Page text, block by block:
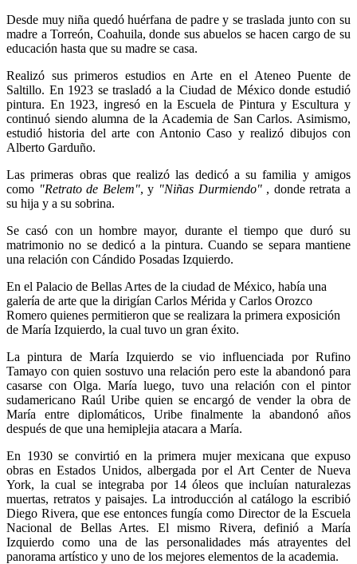
Desde muy niña quedó huérfana de padre y se traslada junto con su
madre a Torreón, Coahuila, donde sus abuelos se hacen cargo de su
educación hasta que su madre se casa.
Realizó sus primeros estudios en Arte en el Ateneo Puente de
Saltillo. En 1923 se trasladó a la Ciudad de México donde estudió
pintura. En 1923, ingresó en la Escuela de Pintura y Escultura y
continuó siendo alumna de la Academia de San Carlos. Asimismo,
estudió historia del arte con Antonio Caso y realizó dibujos con
Alberto Garduño.
Las primeras obras que realizó las dedicó a su familia y amigos
como "Retrato de Belem", y "Niñas Durmiendo", donde retrata a
su hija y a su sobrina.
Se casó con un hombre mayor, durante el tiempo que duró su
matrimonio no se dedicó a la pintura. Cuando se separa mantiene
una relación con Cándido Posadas Izquierdo.
En el Palacio de Bellas Artes de la ciudad de México, había una
galería de arte que la dirigían Carlos Mérida y Carlos Orozco
Romero quienes permitieron que se realizara la primera exposición
de María Izquierdo, la cual tuvo un gran éxito.
La pintura de María Izquierdo se vio influenciada por Rufino
Tamayo con quien sostuvo una relación pero este la abandonó para
casarse con Olga. María luego, tuvo una relación con el pintor
sudamericano Raúl Uribe quien se encargó de vender la obra de
María entre diplomáticos, Uribe finalmente la abandonó años
después de que una hemiplejia atacara a María.
En 1930 se convirtió en la primera mujer mexicana que expuso
obras en Estados Unidos, albergada por el Art Center de Nueva
York, la cual se integraba por 14 óleos que incluían naturalezas
muertas, retratos y paisajes. La introducción al catálogo la escribió
Diego Rivera, que ese entonces fungía como Director de la Escuela
Nacional de Bellas Artes. El mismo Rivera, definió a María
Izquierdo como una de las personalidades más atrayentes del
panorama artístico y uno de los mejores elementos de la academia.